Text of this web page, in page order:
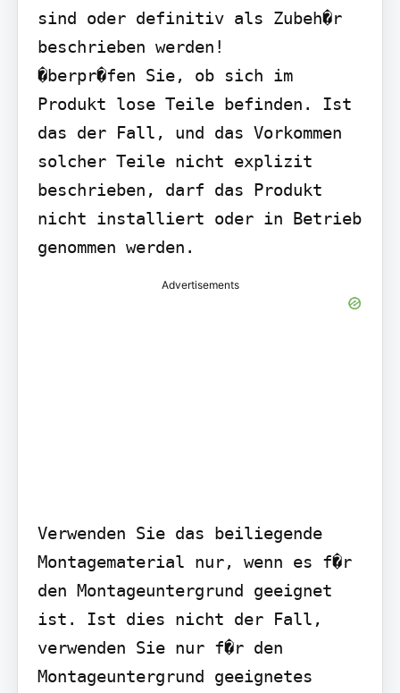
sind oder definitiv als Zubeh�r
beschrieben werden!
�berpr�fen Sie, ob sich im
Produkt lose Teile befinden. Ist
das der Fall, und das Vorkommen
solcher Teile nicht explizit
beschrieben, darf das Produkt
nicht installiert oder in Betrieb
genommen werden.
Advertisements
Verwenden Sie das beiliegende
Montagematerial nur, wenn es f�r
den Montageuntergrund geeignet
ist. Ist dies nicht der Fall,
verwenden Sie nur f�r den
Montageuntergrund geeignetes